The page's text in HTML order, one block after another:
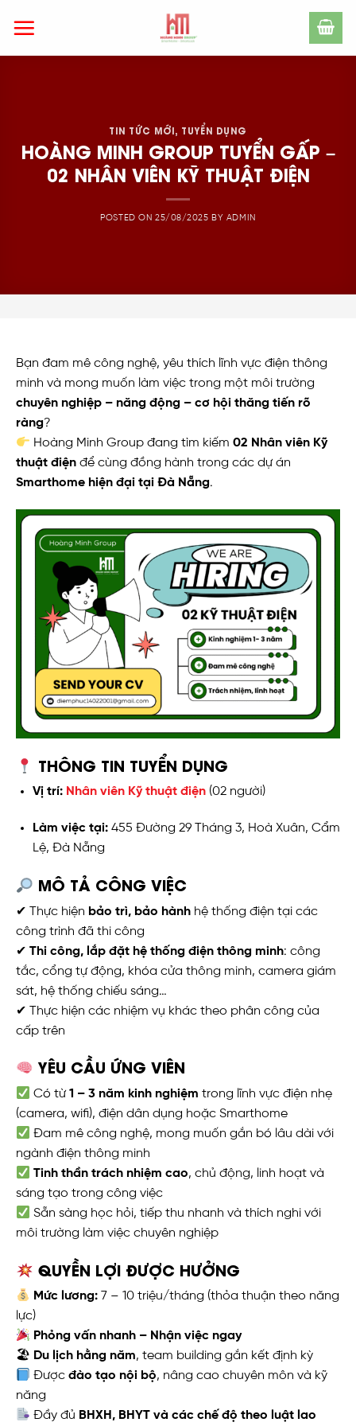
TIN TỨC MỚI, TUYỂN DỤNG
HOÀNG MINH GROUP TUYỂN GẤP –
02 NHÂN VIÊN KỸ THUẬT ĐIỆN
POSTED ON 25/08/2025 BY ADMIN
Bạn đam mê công nghệ, yêu thích lĩnh vực điện thông
minh và mong muốn làm việc trong một môi trường
chuyên nghiệp – năng động – cơ hội thăng tiến rõ
ràng?
Hoàng Minh Group đang tìm kiếm02 Nhân viên Kỹ
thuật điện để cùng đồng hành trong các dự án
Smarthome hiện đại tại Đà Nẵng.
THÔNG TIN TUYỂN DỤNG
Vị trí: Nhân viên Kỹ thuật điện (02 người)
Làm việc tại:455 Đường 29 Tháng 3, Hoà Xuân, Cẩm
Lệ, Đà Nẵng
MÔ TẢ CÔNG VIỆC
✔ Thực hiện bảo trì, bảo hành hệ thống điện tại các
công trình đã thi công
✔ Thi công, lắp đặt hệ thống điện thông minh: công
tắc, cổng tự động, khóa cửa thông minh, camera giám
sát, hệ thống chiếu sáng…
✔ Thực hiện các nhiệm vụ khác theo phân công của
cấp trên
YÊU CẦU ỨNG VIÊN
Có từ1 – 3 năm kinh nghiệm trong lĩnh vực điện nhẹ
(camera, wifi), điện dân dụng hoặc Smarthome
Đam mê công nghệ, mong muốn gắn bó lâu dài với
ngành điện thông minh
Tinh thần trách nhiệm cao, chủ động, linh hoạt và
sáng tạo trong công việc
Sẵn sàng học hỏi, tiếp thu nhanh và thích nghi với
môi trường làm việc chuyên nghiệp
QUYỀN LỢI ĐƯỢC HƯỞNG
Mức lương: 7 – 10 triệu/tháng (thỏa thuận theo năng
lực)
Phỏng vấn nhanh – Nhận việc ngay
🏖 Du lịch hằng năm, team building gắn kết định kỳ
Đượcđào tạo nội bộ, nâng cao chuyên môn và kỹ
năng
Đầy đủ BHXH, BHYT và các chế độ theo luật lao